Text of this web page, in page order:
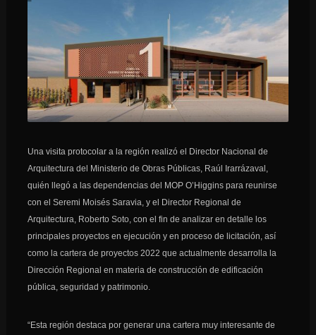
Una visita protocolar a la región realizó el Director Nacional de
Arquitectura del Ministerio de Obras Públicas, Raúl Irarrázaval,
quién llegó a las dependencias del MOP O’Higgins para reunirse
con el Seremi Moisés Saravia, y el Director Regional de
Arquitectura, Roberto Soto, con el fin de analizar en detalle los
principales proyectos en ejecución y en proceso de licitación, así
como la cartera de proyectos 2022 que actualmente desarrolla la
Dirección Regional en materia de construcción de edificación
pública, seguridad y patrimonio.
“Esta región destaca por generar una cartera muy interesante de